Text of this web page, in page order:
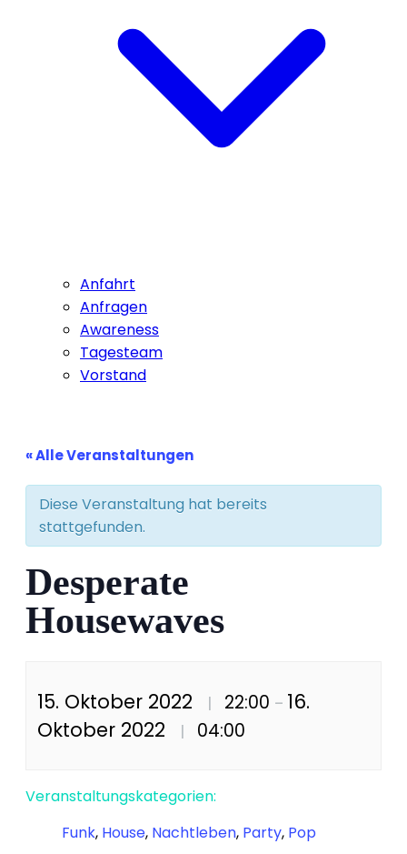
Anfahrt
Anfragen
Awareness
Tagesteam
Vorstand
« Alle Veranstaltungen
Diese Veranstaltung hat bereits
stattgefunden.
Desperate
Housewaves
15. Oktober 2022 22:00 – 16.
Oktober 2022
04:00
Veranstaltungskategorien:
Funk, House, Nachtleben, Party, Pop